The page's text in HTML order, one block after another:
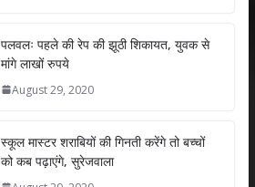
er e
dI
n
l e
पलवलः पहले की रेप की झूठी शिकायत, युवक से
मांगे लाखों रुपये
August 29, 2020
स्कूल मास्टर शराबियों की गिनती करेंगे तो बच्चों
को कब पढ़ाएंगे, सुरेजवाला